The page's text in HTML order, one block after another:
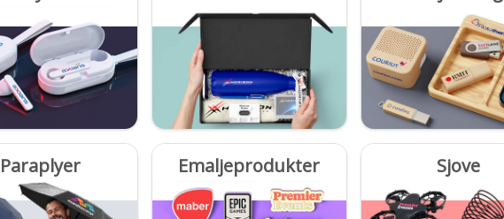
Paraplyer Emaljeprodukter Sjove